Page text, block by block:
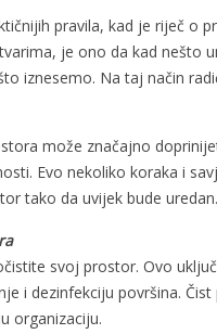
pravila, kad je riječ o
je ono da kad nešto
iznesemo. Na taj način
može značajno
Evo nekoliko koraka i
tako da uvijek bude uredan.
svoj prostor. Ovo
i dezinfekciju površina.
organizaciju.